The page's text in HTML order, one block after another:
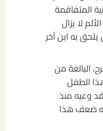
المتفاقمة
لا يزال
به ابن آخر
البالغة من
الطفل
وعيه منذ
ضعف هذا